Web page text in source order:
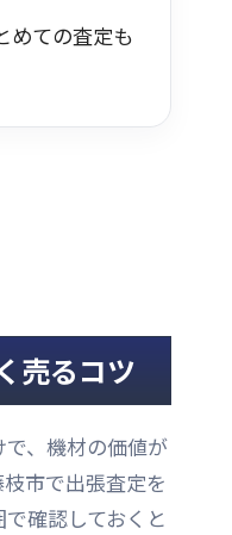
めての査定も
売るコツ
、機材の価値が
市で出張査定を
確認しておくと